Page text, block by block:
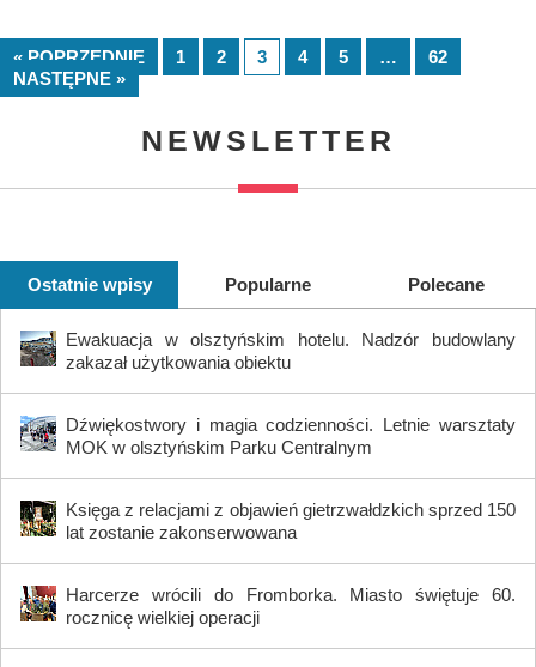
« POPRZEDNIE 1 2 3 4 5 …
62
NASTĘPNE »
NEWSLETTER
Ostatnie wpisy Popularne Polecane
Ewakuacja w olsztyńskim hotelu. Nadzór budowlany
zakazał użytkowania obiektu
Dźwiękostwory i magia codzienności. Letnie warsztaty
MOK w olsztyńskim Parku Centralnym
Księga z relacjami z objawień gietrzwałdzkich sprzed 150
lat zostanie zakonserwowana
Harcerze wrócili do Fromborka. Miasto świętuje 60.
rocznicę wielkiej operacji